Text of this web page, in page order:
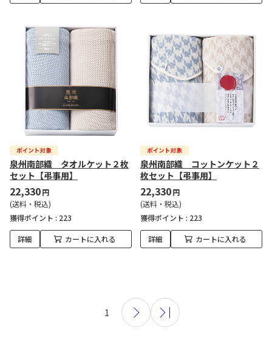
泉州南部織 タオルケット２枚
セット【弔事用】
22,330円
(送料・税込)
獲得ポイント : 223
詳細 カートに入れる
泉州南部織 コットンケット２
枚セット【弔事用】
22,330円
(送料・税込)
獲得ポイント : 223
詳細 カートに入れる
1